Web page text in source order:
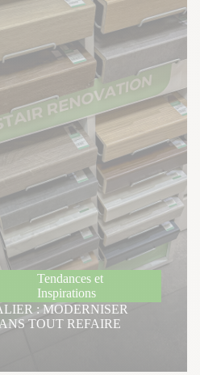
Tendances et
Inspirations
: MODERNISER
TOUT REFAIRE